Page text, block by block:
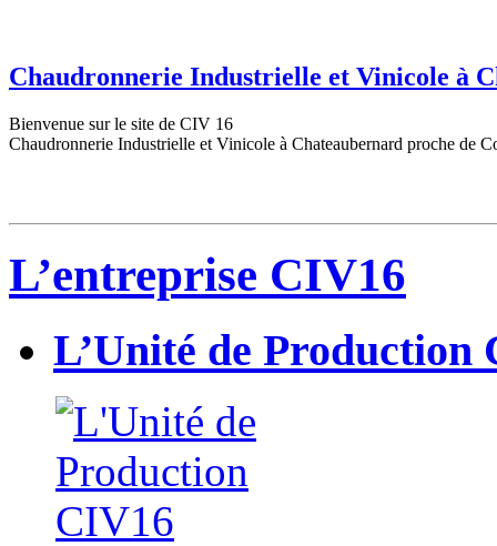
Chaudronnerie Industrielle et Vinicole à
Bienvenue sur le site de CIV 16
Chaudronnerie Industrielle et Vinicole à Chateaubernard proche de
L’entreprise CIV16
L’Unité de Production